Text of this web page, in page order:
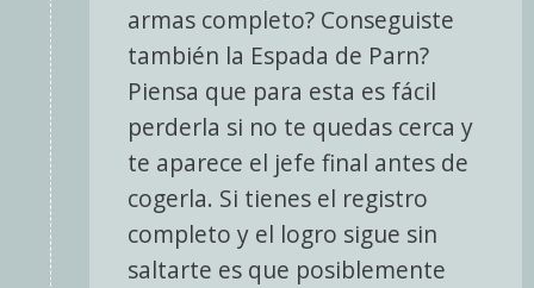
compré
todas
armas completo? Conseguiste
también la Espada de Parn?
Piensa que para esta es fácil
perderla si no te quedas cerca y
te aparece el jefe final antes de
cogerla. Si tienes el registro
completo y el logro sigue sin
saltarte es que posiblemente